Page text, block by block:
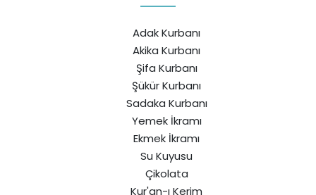
Adak Kurbanı
Akika Kurbanı
Şifa Kurbanı
Şükür Kurbanı
Sadaka Kurbanı
Yemek İkramı
Ekmek İkramı
Su Kuyusu
Çikolata
Kur'an-ı Kerim